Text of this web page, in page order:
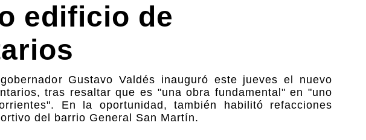
edificio de
Gustavo Valdés inauguró este jueves el nuevo
tras resaltar que es "una obra fundamental" en "uno
En la oportunidad, también habilitó refacciones
del barrio General San Martín.